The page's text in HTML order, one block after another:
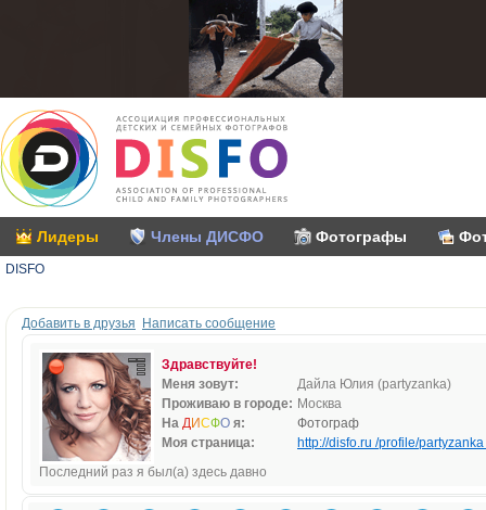
Лидеры Члены ДИСФО Фотографы
DISFO
Добавить в друзья Написать сообщение
Здравствуйте!
Меня зовут:
Дайла Юлия (partyzanka)
Проживаю в городе: Москва
На ДИСФО я:
Фотограф
Моя страница:
http://disfo.ru /profile/partyzanka
Последний раз я был(а) здесь давно